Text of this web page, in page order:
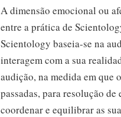
A dimensão emocional ou
entre a prática de
Scientology baseia-se na
interagem com a sua
audição, na medida em que
passadas, para resolução
coordenar e equilibrar as